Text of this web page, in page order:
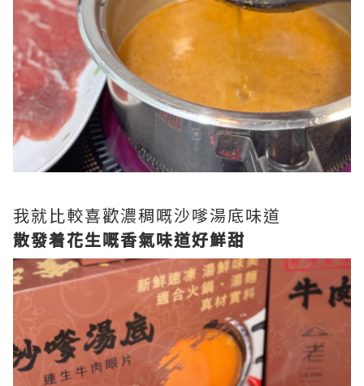
我就比較喜歡濃稠嘅沙嗲湯底味道
散發着花生嘅香氣味道好鮮甜